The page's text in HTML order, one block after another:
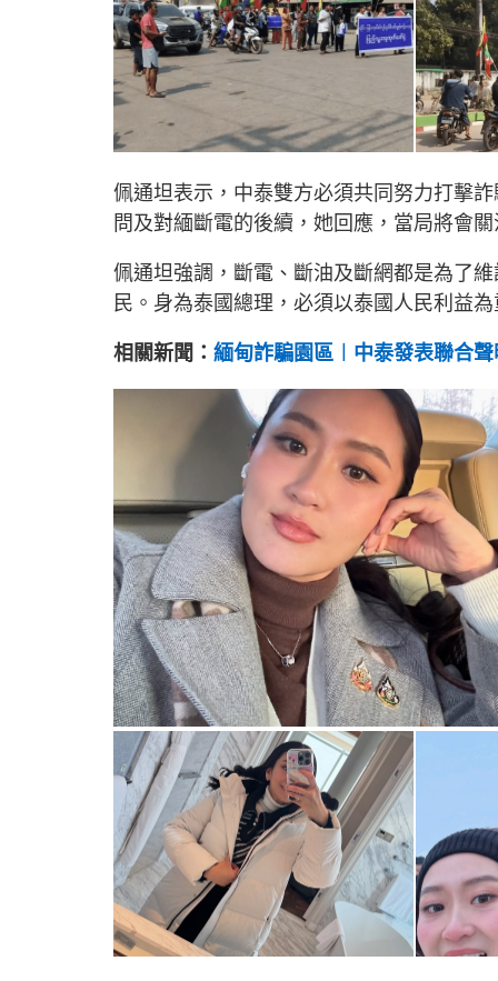
佩通坦表示，中泰雙方必須共同努力打擊
問及對緬斷電的後續，她回應，當局將會
佩通坦強調，斷電、斷油及斷網都是為了
民。身為泰國總理，必須以泰國人民利益
相關新聞： 緬甸詐騙園區︱中泰發表聯合